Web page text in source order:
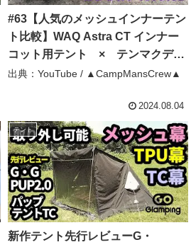
#63【人気のメッシュインナーテン
ト比較】WAQ Astra CT インナー
コット用テント × テンマクデザ
イン モノポールインナーテントメ
出典：YouTube / ▲CampMansCrew▲
2024.08.04
テント
新作テント先行レビューG・